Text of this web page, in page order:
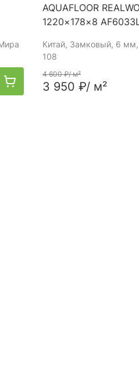
AQUAFLOOR
1220×178×8
Китай, Замковый, 6
108
4 600 ₽/ м²
3 950 ₽/ м²